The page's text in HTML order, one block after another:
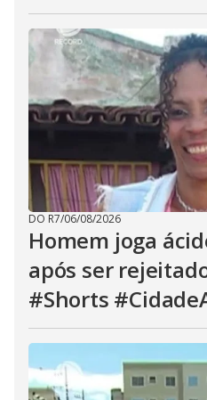
DO R7/06/08/2026
Homem joga
após ser
#Shorts